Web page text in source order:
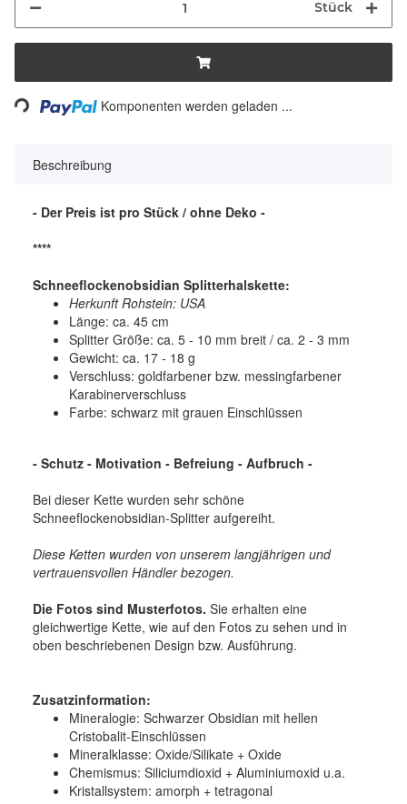
Stück
Loading... Komponenten werden geladen ...
Beschreibung
- Der Preis ist pro Stück / ohne Deko -
****
Schneeflockenobsidian Splitterhalskette:
Herkunft Rohstein: USA
Länge: ca. 45 cm
Splitter Größe: ca. 5 - 10 mm breit / ca. 2 - 3 mm
Gewicht: ca. 17 - 18 g
Verschluss: goldfarbener bzw. messingfarbener
Karabinerverschluss
Farbe: schwarz mit grauen Einschlüssen
- Schutz - Motivation - Befreiung - Aufbruch -
Bei dieser Kette wurden sehr schöne
Schneeflockenobsidian-Splitter aufgereiht.
Diese Ketten wurden von unserem langjährigen und
vertrauensvollen Händler bezogen.
Die Fotos sind Musterfotos. Sie erhalten eine
gleichwertige Kette, wie auf den Fotos zu sehen und in
oben beschriebenen Design bzw. Ausführung.
Zusatzinformation:
Mineralogie: Schwarzer Obsidian mit hellen
Cristobalit-Einschlüssen
Mineralklasse: Oxide/Silikate + Oxide
Chemismus: Siliciumdioxid + Aluminiumoxid u.a.
Kristallsystem: amorph + tetragonal